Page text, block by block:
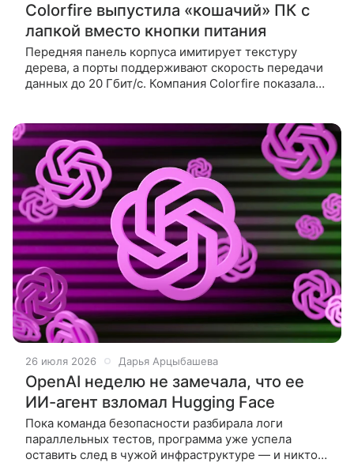
Colorfire выпустила «кошачий» ПК с
лапкой вместо кнопки питания
Передняя панель корпуса имитирует текстуру
дерева, а порты поддерживают скорость передачи
данных до 20 Гбит/с. Компания Colorfire показала
26 июля 2026 Дарья Арцыбашева
OpenAI неделю не замечала, что ее
ИИ-агент взломал Hugging Face
Пока команда безопасности разбирала логи
параллельных тестов, программа уже успела
оставить след в чужой инфраструктуре — и никто